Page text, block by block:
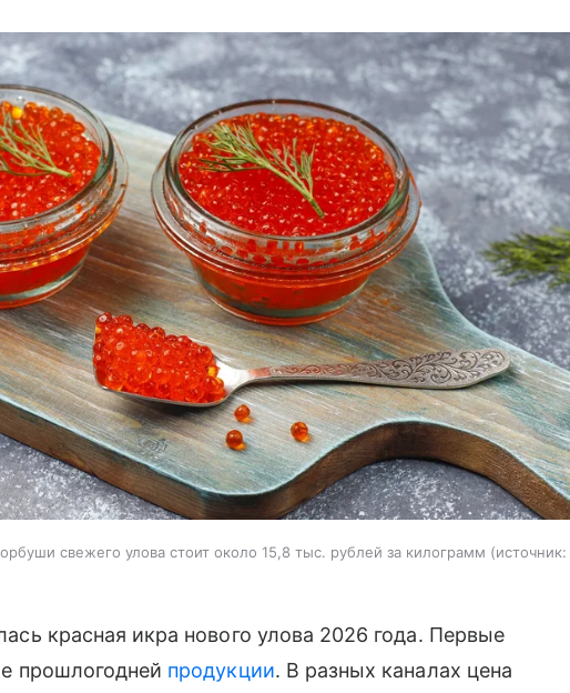
свежего улова стоит около 15,8 тыс. рублей за килограмм
источник:
красная икра нового улова 2026 года. Первые
прошлогодней продукции. В разных каналах цена